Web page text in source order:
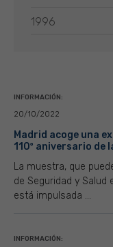
1996
INFORMACIÓN:
20/10/2022
Madrid acoge una
110º aniversario de
La muestra, que
de Seguridad y Salud
está impulsada ...
INFORMACIÓN: